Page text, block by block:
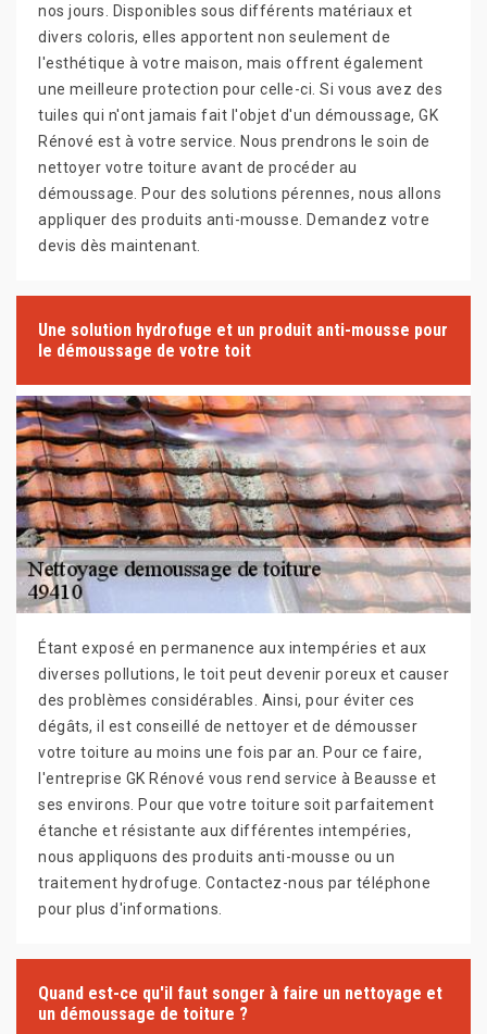
nos jours. Disponibles sous différents matériaux et
divers coloris, elles apportent non seulement de
l'esthétique à votre maison, mais offrent également
une meilleure protection pour celle-ci. Si vous avez des
tuiles qui n'ont jamais fait l'objet d'un démoussage, GK
Rénové est à votre service. Nous prendrons le soin de
nettoyer votre toiture avant de procéder au
démoussage. Pour des solutions pérennes, nous allons
appliquer des produits anti-mousse. Demandez votre
devis dès maintenant.
Une solution hydrofuge et un produit anti-mousse pour
le démoussage de votre toit
Étant exposé en permanence aux intempéries et aux
diverses pollutions, le toit peut devenir poreux et causer
des problèmes considérables. Ainsi, pour éviter ces
dégâts, il est conseillé de nettoyer et de démousser
votre toiture au moins une fois par an. Pour ce faire,
l'entreprise GK Rénové vous rend service à Beausse et
ses environs. Pour que votre toiture soit parfaitement
étanche et résistante aux différentes intempéries,
nous appliquons des produits anti-mousse ou un
traitement hydrofuge. Contactez-nous par téléphone
pour plus d'informations.
Quand est-ce qu'il faut songer à faire un nettoyage et
un démoussage de toiture ?